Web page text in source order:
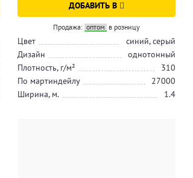
ДОБАВИТЬ В
Продажа: оптом в розницу
Цвет
синий, серый
Дизайн
однотонный
Плотность, г/м²
310
По мартиндейлу
27000
Ширина, м.
1.4